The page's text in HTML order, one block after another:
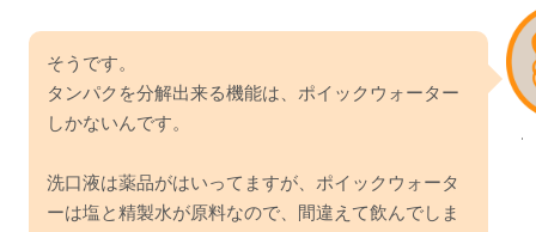
そうです。
タンパクを分解出来る機能は、ポイックウォーター
しかないんです。
洗口液は薬品がはいってますが、ポイックウォータ
ーは塩と精製水が原料なので、間違えて飲んでしま